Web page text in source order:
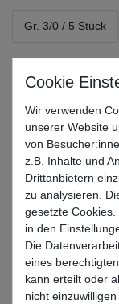
Gr. 3/0 / 5 Stück
11,99
* inkl. ges. MwSt.
Lieferzeit 1-3 Tage
Informationen zur
Mehr als 5 Stück
Wunschliste
Wir verwenden
unserer Website
von
z.B. Inhalte und
Drittanbietern
zu analysieren.
gesetzte
in den
Die
eines
kann erteilt oder
nicht